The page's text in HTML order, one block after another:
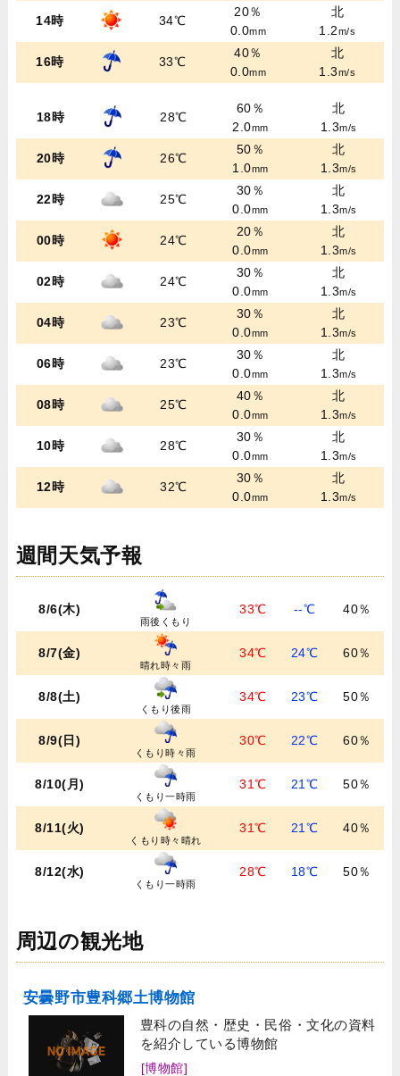
14時 34℃
20％
0.0mm
北
1.2m/s
16時 33℃
40％
0.0mm
北
1.3m/s
18時 28℃
60％
2.0mm
北
1.3m/s
20時 26℃
50％
1.0mm
北
1.3m/s
22時 25℃
30％
0.0mm
北
1.3m/s
00時 24℃
20％
0.0mm
北
1.3m/s
02時 24℃
30％
0.0mm
北
1.3m/s
04時 23℃
30％
0.0mm
北
1.3m/s
06時 23℃
30％
0.0mm
北
1.3m/s
08時 25℃
40％
0.0mm
北
1.3m/s
10時 28℃
30％
0.0mm
北
1.3m/s
12時 32℃
30％
0.0mm
北
1.3m/s
週間天気予報
8/6(木)
雨後くもり
33℃ --℃ 40％
8/7(金)
晴れ時々雨
34℃ 24℃ 60％
8/8(土)
くもり後雨
34℃ 23℃ 50％
8/9(日)
くもり時々雨
30℃ 22℃ 60％
8/10(月)
くもり一時雨
31℃ 21℃ 50％
8/11(火)
くもり時々晴れ
31℃ 21℃ 40％
8/12(水)
くもり一時雨
28℃ 18℃ 50％
周辺の観光地
安曇野市豊科郷土博物館
豊科の自然・歴史・民俗・文化の資料
を紹介している博物館
[博物館]